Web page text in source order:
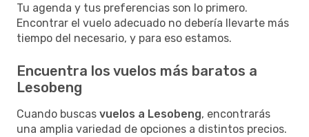
Tu agenda y tus preferencias son lo primero.
Encontrar el vuelo adecuado no debería llevarte más
tiempo del necesario, y para eso estamos.
Encuentra los vuelos más baratos a
Lesobeng
Cuando buscas vuelos a Lesobeng, encontrarás
una amplia variedad de opciones a distintos precios.